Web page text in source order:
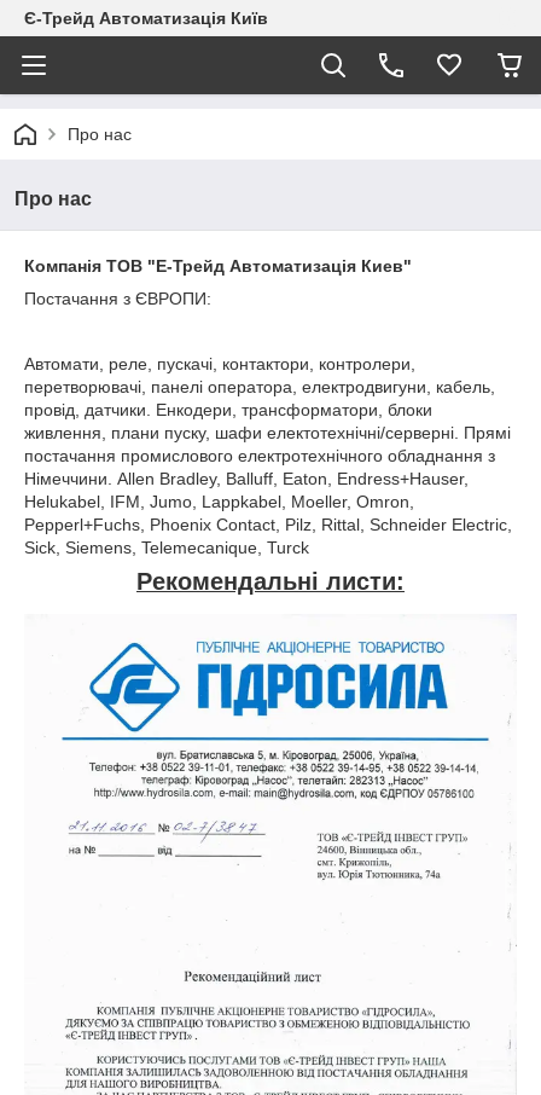
Є-Трейд Автоматизація Київ
Про нас
Про нас
Компанія ТОВ "Е-Трейд Автоматизація Киев"
Постачання з ЄВРОПИ:
Автомати, реле, пускачі, контактори, контролери,
перетворювачі, панелі оператора, електродвигуни, кабель,
провід, датчики. Енкодери, трансформатори, блоки
живлення, плани пуску, шафи електотехнічні/серверні. Прямі
постачання промислового електротехнічного обладнання з
Німеччини. Allen Bradley, Balluff, Eaton, Endress+Hauser,
Helukabel, IFM, Jumo, Lappkabel, Moeller, Omron,
Pepperl+Fuchs, Phoenix Contact, Pilz, Rittal, Schneider Electric,
Sick, Siemens, Telemecanique, Turck
Рекомендальні листи: